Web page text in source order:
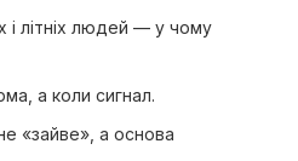
і літніх людей — у чому
а коли сигнал.
«зайве», а основа